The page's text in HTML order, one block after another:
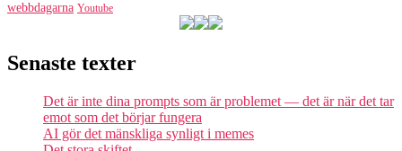
webbdagarna Youtube
Senaste texter
Det är inte dina prompts som är problemet — det är när det tar
emot som det börjar fungera
AI gör det mänskliga synligt i memes